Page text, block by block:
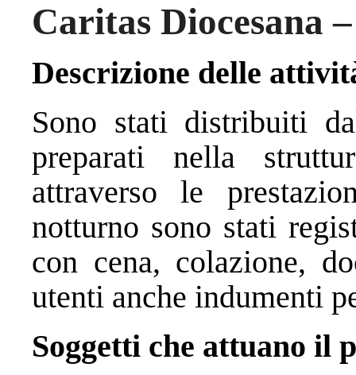
Caritas Diocesana
Descrizione delle
Sono stati distribuiti
preparati nella
attraverso le
notturno sono stati
con cena, colazione,
utenti anche indumenti
Soggetti che attuano il